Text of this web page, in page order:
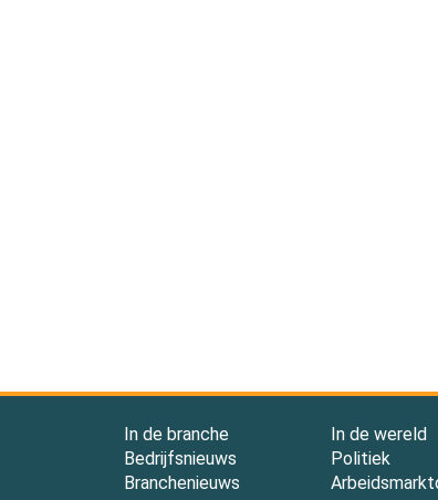
In de branche
Bedrijfsnieuws
Branchenieuws
In de wereld
Politiek